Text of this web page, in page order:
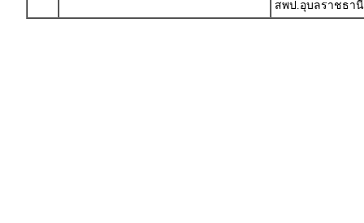
สพป.อุบลราชธานี